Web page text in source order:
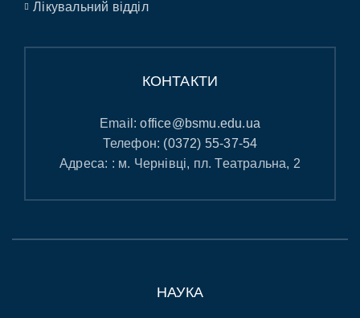
Лікувальний відділ
КОНТАКТИ
Email:office@bsmu.edu.ua
Телефон: (0372) 55-37-54
Адреса: : м. Чернівці, пл. Театральна, 2
НАУКА